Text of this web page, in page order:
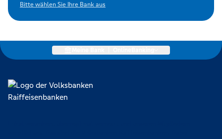
Bitte wählen Sie Ihre Bank aus